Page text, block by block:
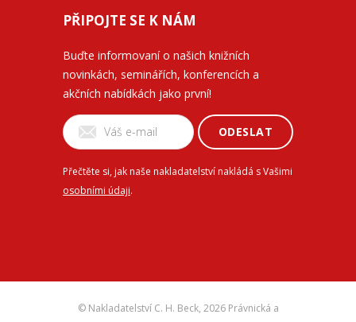
PŘIPOJTE SE K NÁM
Buďte informovaní o našich knižních
novinkách, seminářích, konferencích a
akčních nabídkách jako první!
ODESLAT
Přečtěte si, jak naše nakladatelství nakládá s Vašimi
osobními údaji.
© Nakladatelství C. H. Beck, 2026 Právnická a